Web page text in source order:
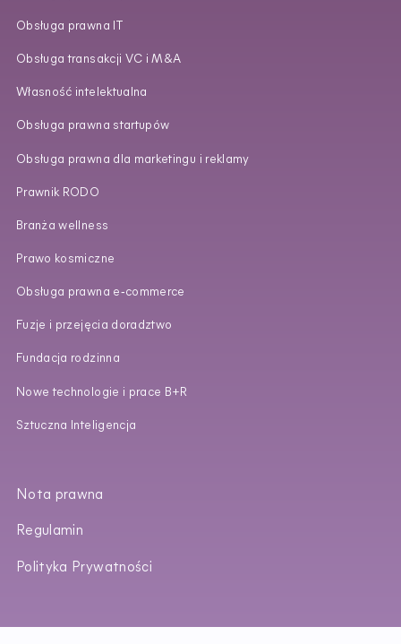
Obsługa prawna IT
Obsługa transakcji VC i M&A
Własność intelektualna
Obsługa prawna startupów
Obsługa prawna dla marketingu i reklamy
Prawnik RODO
Branża wellness
Prawo kosmiczne
Obsługa prawna e‑commerce
Fuzje i przejęcia doradztwo
Fundacja rodzinna
Nowe technologie i prace B+R
Sztuczna Inteligencja
Nota prawna
Regulamin
Polityka Prywatności